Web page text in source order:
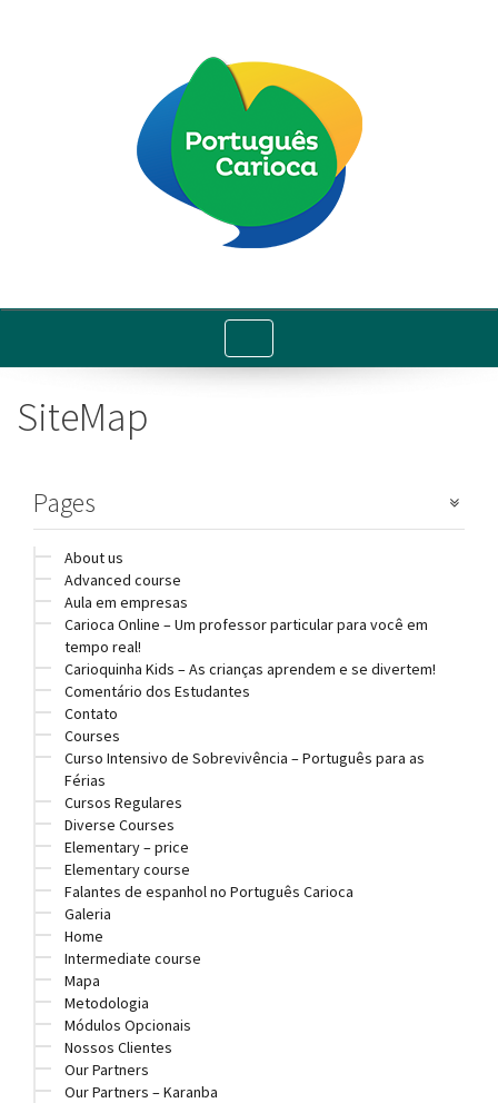
navigation
SiteMap
Pages
About us
Advanced course
Aula em empresas
Carioca Online – Um professor particular para você em
tempo real!
Carioquinha Kids – As crianças aprendem e se divertem!
Comentário dos Estudantes
Contato
Courses
Curso Intensivo de Sobrevivência – Português para as
Férias
Cursos Regulares
Diverse Courses
Elementary – price
Elementary course
Falantes de espanhol no Português Carioca
Galeria
Home
Intermediate course
Mapa
Metodologia
Módulos Opcionais
Nossos Clientes
Our Partners
Our Partners – Karanba